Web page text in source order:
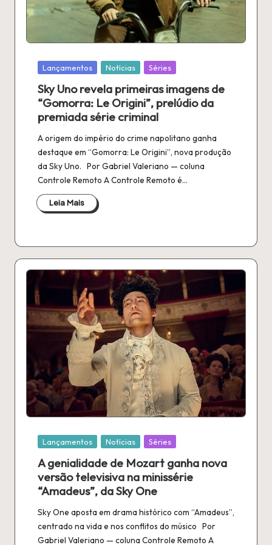
é
fi
l
a
Publicado
Lançamentos Notícias Séries
Sky Uno revela primeiras imagens de
“Gomorra: Le Origini”, prelúdio da
premiada série criminal
A origem do império do crime napolitano ganha
destaque em “Gomorra: Le Origini”, nova produção
da Sky Uno. Por Gabriel Valeriano — coluna
Controle Remoto A Controle Remoto é…
Leia Mais
Publicado
Lançamentos Notícias Séries
A genialidade de Mozart ganha nova
versão televisiva na minissérie
“Amadeus”, da Sky One
Sky One aposta em drama histórico com “Amadeus”,
centrado na vida e nos conflitos do músico Por
Gabriel Valeriano — coluna Controle Remoto A